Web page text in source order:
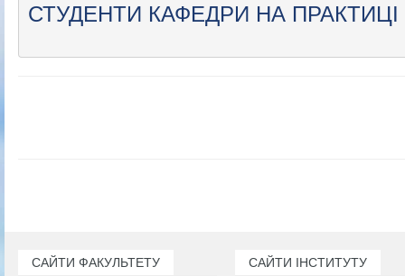
СТУДЕНТИ КАФЕДРИ НА ПРАКТИЦІ
САЙТИ ФАКУЛЬТЕТУ САЙТИ ІНСТИТУТУ